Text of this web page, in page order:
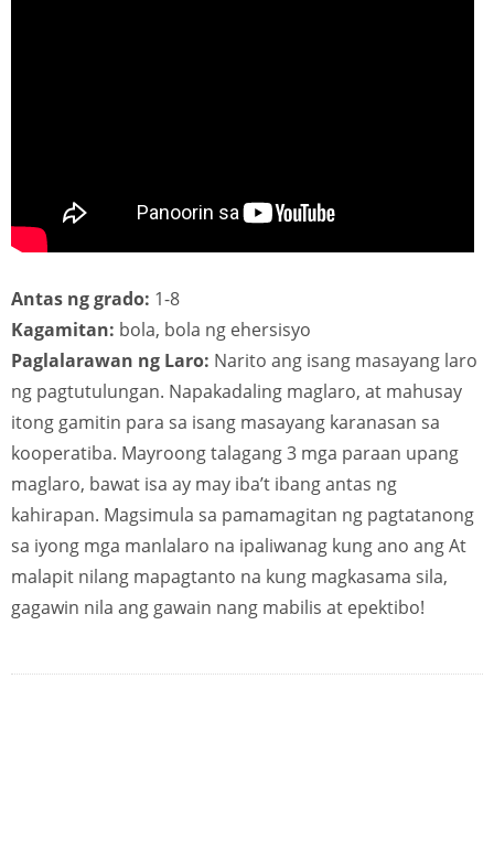
Antas ng grado: 1-8
Kagamitan: bola, bola ng ehersisyo
Paglalarawan ng Laro: Narito ang isang masayang laro
ng pagtutulungan. Napakadaling maglaro, at mahusay
itong gamitin para sa isang masayang karanasan sa
kooperatiba. Mayroong talagang 3 mga paraan upang
maglaro, bawat isa ay may iba’t ibang antas ng
kahirapan. Magsimula sa pamamagitan ng pagtatanong
sa iyong mga manlalaro na ipaliwanag kung ano ang At
malapit nilang mapagtanto na kung magkasama sila,
gagawin nila ang gawain nang mabilis at epektibo!